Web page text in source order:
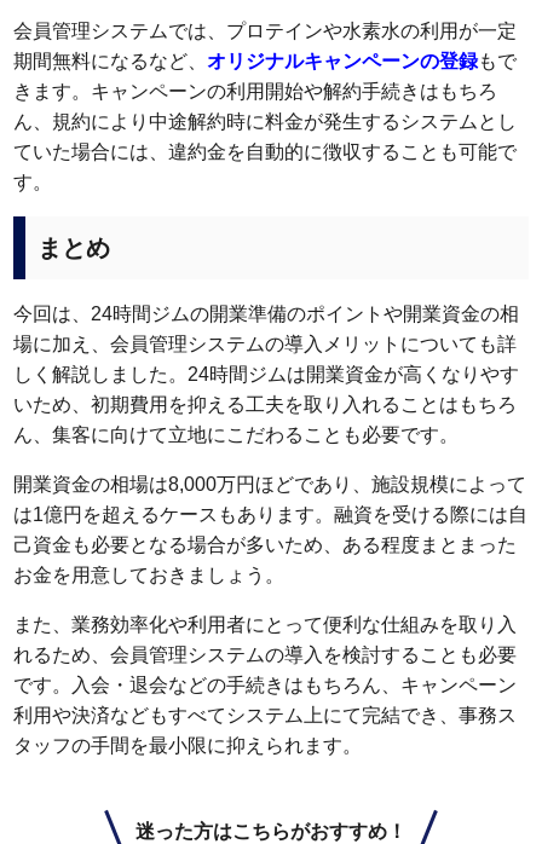
会員管理システムでは、プロテインや水素水の利用が一定
期間無料になるなど、オリジナルキャンペーンの登録もで
きます。キャンペーンの利用開始や解約手続きはもちろ
ん、規約により中途解約時に料金が発生するシステムとし
ていた場合には、違約金を自動的に徴収することも可能で
す。
まとめ
今回は、24時間ジムの開業準備のポイントや開業資金の相
場に加え、会員管理システムの導入メリットについても詳
しく解説しました。24時間ジムは開業資金が高くなりやす
いため、初期費用を抑える工夫を取り入れることはもちろ
ん、集客に向けて立地にこだわることも必要です。
開業資金の相場は8,000万円ほどであり、施設規模によって
は1億円を超えるケースもあります。融資を受ける際には自
己資金も必要となる場合が多いため、ある程度まとまった
お金を用意しておきましょう。
また、業務効率化や利用者にとって便利な仕組みを取り入
れるため、会員管理システムの導入を検討することも必要
です。入会・退会などの手続きはもちろん、キャンペーン
利用や決済などもすべてシステム上にて完結でき、事務ス
タッフの手間を最小限に抑えられます。
迷った方はこちらがおすすめ！